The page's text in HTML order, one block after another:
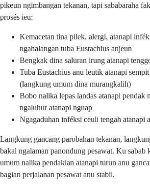
pikeun ngimbangan tekanan, tapi sababaraha
prosés ieu:
Kemacetan tina pilek, alergi, atanapi
ngahalangan tuba Eustachius anjeun
Bengkak dina saluran irung atanapi
Tuba Eustachius anu leutik atanapi sempit
(langkung umum dina murangkalih)
Bobo nalika lepas landas atanapi pendak
ngaluhur atanapi nguap
Ngagaduhan inféksi ceuli tengah atanapi
Langkung gancang parobahan tekanan,
bakal ngalaman panondung pesawat. Ku sabab
umum nalika pendakian atanapi turun anu
bagian perjalanan pesawat anu stabil.